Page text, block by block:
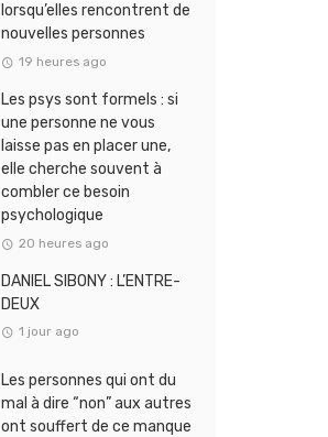
lorsqu’elles rencontrent de
nouvelles personnes
19 heures ago
Les psys sont formels : si
une personne ne vous
laisse pas en placer une,
elle cherche souvent à
combler ce besoin
psychologique
20 heures ago
DANIEL SIBONY : L’ENTRE-
DEUX
1 jour ago
Les personnes qui ont du
mal à dire “non” aux autres
ont souffert de ce manque